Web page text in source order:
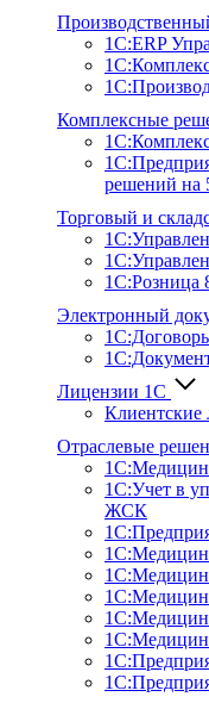
1С:ERP
Комплексные
решений на
Торговый и
1С:Розница
Электронный
Лицензии 1С
Клиентские
Отраслевые
1C:Учет в
ЖСК